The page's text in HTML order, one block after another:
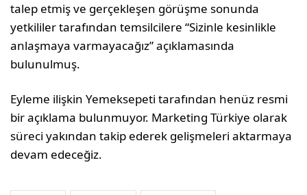
talep etmiş ve gerçekleşen görüşme sonunda
yetkililer tarafından temsilcilere “Sizinle kesinlikle
anlaşmaya varmayacağız” açıklamasında
bulunulmuş.
Eyleme ilişkin Yemeksepeti tarafından henüz resmi
bir açıklama bulunmuyor. Marketing Türkiye olarak
süreci yakından takip ederek gelişmeleri aktarmaya
devam edeceğiz.